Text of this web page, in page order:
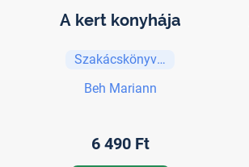
A kert konyhája
Szakácskönyvek
Beh Mariann
6 490 Ft